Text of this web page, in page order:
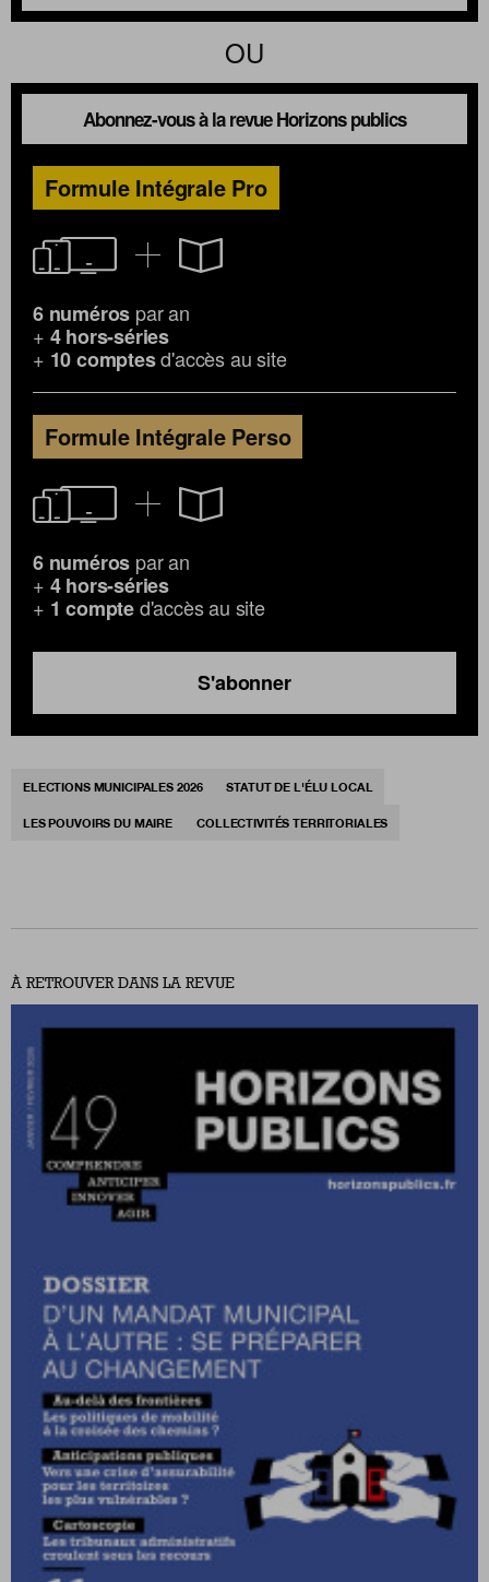
OU
Abonnez-vous à la revue Horizons publics
Formule Intégrale Pro
6 numéros par an
+ 4 hors-séries
+ 10 comptesd'accès au site
Formule Intégrale Perso
6 numéros par an
+ 4 hors-séries
+ 1 compted'accès au site
S'abonner
ELECTIONS MUNICIPALES 2026 STATUT DE L'ÉLU LOCAL
LES POUVOIRS DU MAIRE COLLECTIVITÉS TERRITORIALES
À RETROUVER DANS LA REVUE